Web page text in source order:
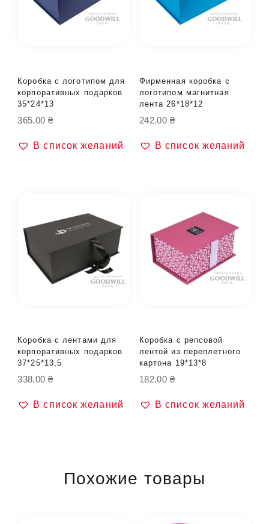
Коробка с логотипом для
корпоративных подарков
35*24*13
365.00 ₴
В список желаний
Фирменная коробка с
логотипом магнитная
лента 26*18*12
242.00 ₴
В список желаний
Коробка с лентами для
корпоративных подарков
37*25*13,5
338.00 ₴
В список желаний
Коробка с репсовой
лентой из переплетного
картона 19*13*8
182.00 ₴
В список желаний
Похожие товары